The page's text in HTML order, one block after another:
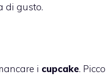
di gusto.
i cupcake.